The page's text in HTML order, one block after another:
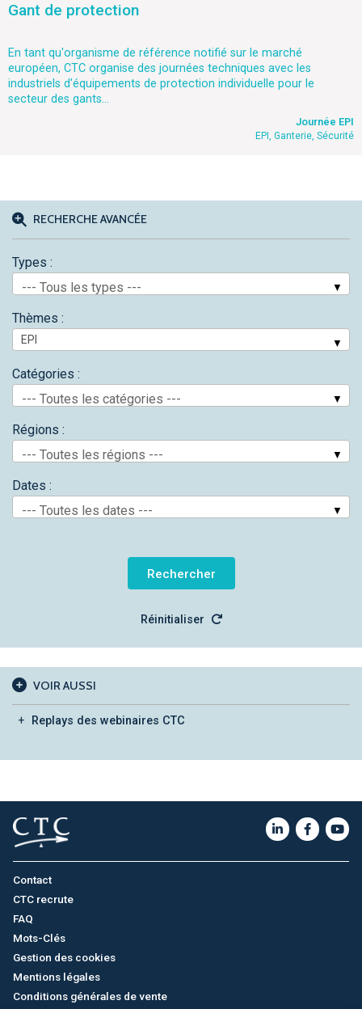
Gant de protection
En tant qu'organisme de référence notifié sur le marché
européen, CTC organise des journées techniques avec les
industriels d'équipements de protection individuelle pour le
secteur des gants...
Journée EPI
EPI, Ganterie, Sécurité
RECHERCHE AVANCÉE
Types :
--- Tous les types ---
Thèmes :
Catégories :
--- Toutes les catégories ---
Régions :
--- Toutes les régions ---
Dates :
--- Toutes les dates ---
Réinitialiser
VOIR AUSSI
Replays des webinaires CTC
Contact
CTC recrute
FAQ
Mots-Clés
Gestion des cookies
Mentions légales
Conditions générales de vente